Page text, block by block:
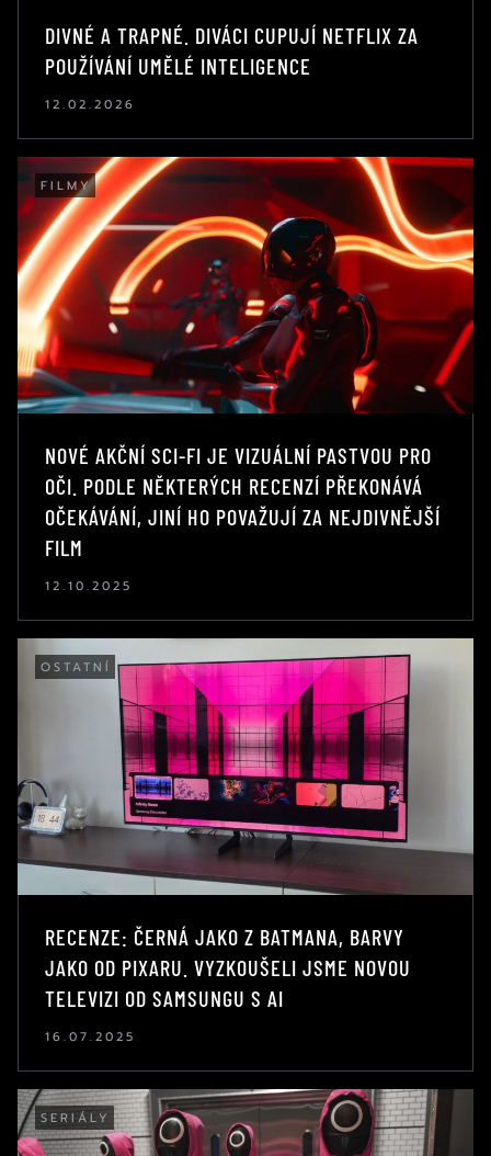
DIVNÉ A TRAPNÉ. DIVÁCI CUPUJÍ NETFLIX ZA
POUŽÍVÁNÍ UMĚLÉ INTELIGENCE
12.02.2026
FILMY
NOVÉ AKČNÍ SCI-FI JE VIZUÁLNÍ PASTVOU PRO
OČI. PODLE NĚKTERÝCH RECENZÍ PŘEKONÁVÁ
OČEKÁVÁNÍ, JINÍ HO POVAŽUJÍ ZA NEJDIVNĚJŠÍ
FILM
12.10.2025
OSTATNÍ
RECENZE: ČERNÁ JAKO Z BATMANA, BARVY
JAKO OD PIXARU. VYZKOUŠELI JSME NOVOU
TELEVIZI OD SAMSUNGU S AI
16.07.2025
SERIÁLY